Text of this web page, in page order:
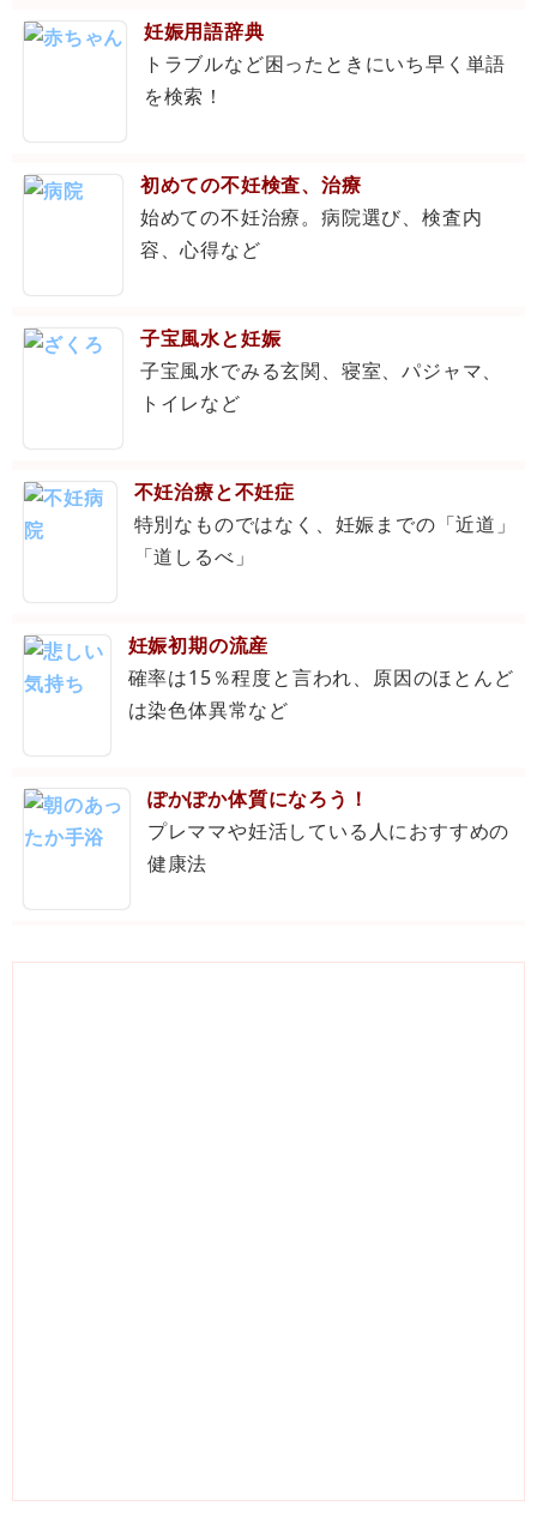
妊娠用語辞典
トラブルなど困ったときにいち早く単語
を検索！
初めての不妊検査、治療
始めての不妊治療。病院選び、検査内
容、心得など
子宝風水と妊娠
子宝風水でみる玄関、寝室、パジャマ、
トイレなど
不妊治療と不妊症
特別なものではなく、妊娠までの「近道」
「道しるべ」
妊娠初期の流産
確率は15％程度と言われ、原因のほとんど
は染色体異常など
ぽかぽか体質になろう！
プレママや妊活している人におすすめの
健康法